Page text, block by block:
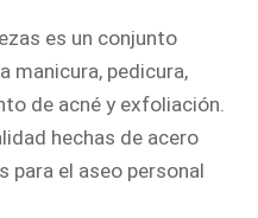
es un conjunto
manicura, pedicura,
de acné y exfoliación.
hechas de acero
para el aseo personal